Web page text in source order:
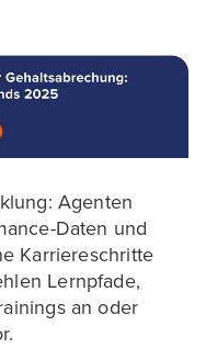
Agenten
Daten und
Karriereschritte
Lernpfade,
an oder